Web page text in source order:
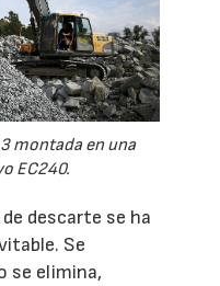
montada en una
EC240.
descarte se ha
Se
se elimina,